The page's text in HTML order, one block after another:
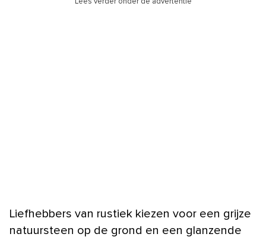
Liefhebbers van rustiek kiezen voor een grijze
natuursteen op de grond en een glanzende